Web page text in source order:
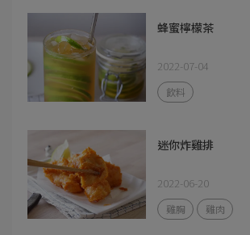
蜂蜜檸檬茶
2022-07-04
飲料
迷你炸雞排
2022-06-20
雞胸 雞肉